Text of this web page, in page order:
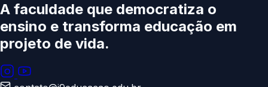
A faculdade que democratiza o
ensino e transforma educação em
projeto de vida.